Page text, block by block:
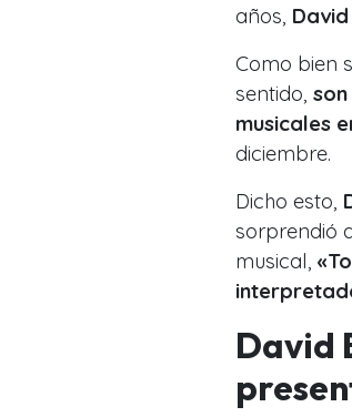
años,
Como bien
sentido,
musicales
diciembre.
Dicho esto,
sorprendió
musical,
David